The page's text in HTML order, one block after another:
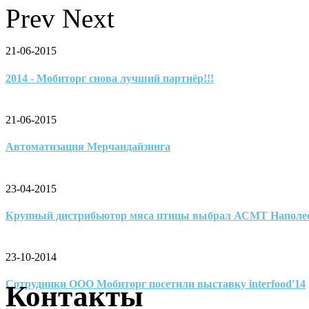
Prev Next
21-06-2015
2014 - Мобиторг снова лучший партнёр!!!
21-06-2015
Автоматизация Мерчандайзинга
23-04-2015
Крупный дистрибьютор мяса птицы выбрал АСМТ
23-10-2014
Сотрудники ООО Мобиторг посетили выставку interfood'14
Контакты